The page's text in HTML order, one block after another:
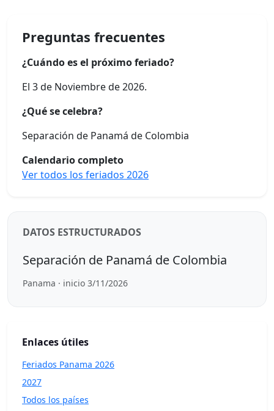
Preguntas frecuentes
¿Cuándo es el próximo feriado?
El 3 de Noviembre de 2026.
¿Qué se celebra?
Separación de Panamá de Colombia
Calendario completo
Ver todos los feriados 2026
DATOS ESTRUCTURADOS
Separación de Panamá de Colombia
Panama · inicio 3/11/2026
Enlaces útiles
Feriados Panama 2026
2027
Todos los países